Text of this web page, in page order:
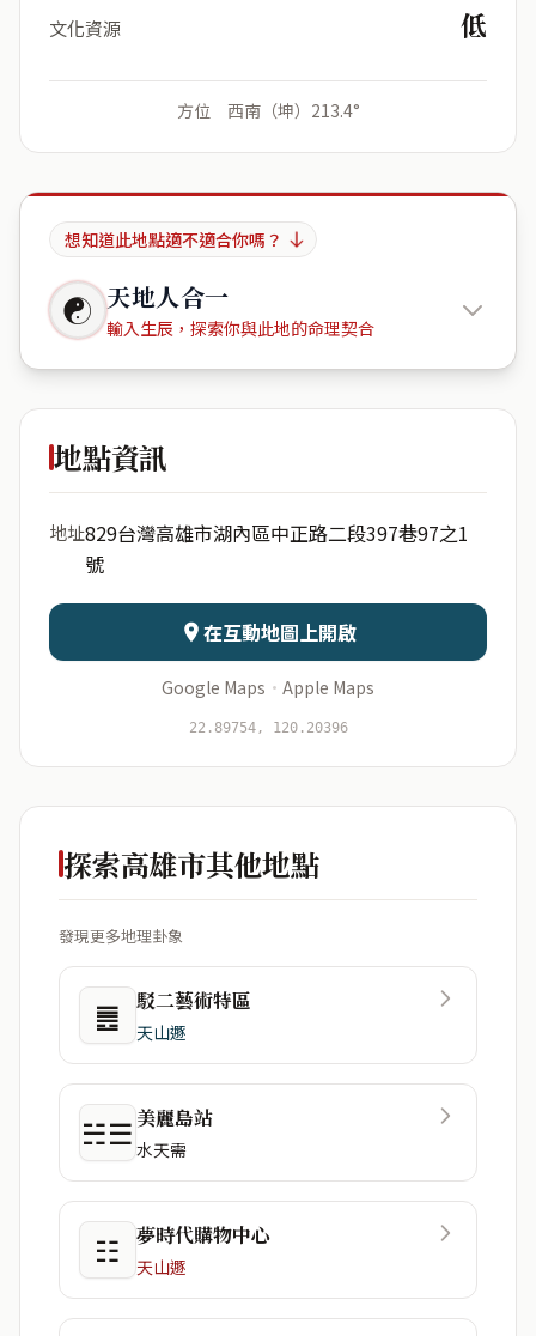
文化資源 低
方位 西南（坤）213.4°
想知道此地點適不適合你嗎？
☯ 天地人合一
輸入生辰，探索你與此地的命理契合
829台灣
地點資訊
地址829台灣高雄市湖內區中正路二段397巷97之1
號
在互動地圖上開啟
Google Maps · Apple Maps
22.89754, 120.20396
探索高雄市其他地點
發現更多地理卦象
䷌ 駁二藝術特區
天山遯
☵☰ 美麗島站
水天需
☷ 夢時代購物中心
天山遯